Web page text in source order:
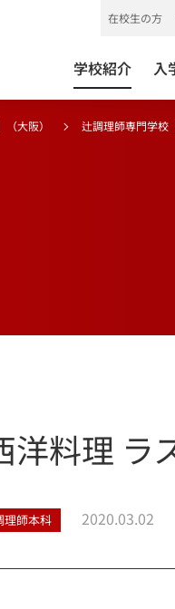
学校紹介 入
在校生の方
大阪） 辻調理師専門学校
洋料理 ラ
理師本科 2020.03.02